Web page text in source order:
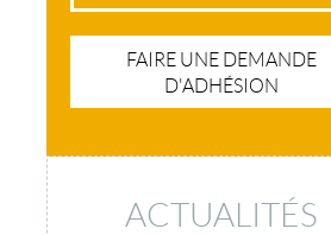
FAIRE UNE DEMANDE
D'ADHÉSION
ACTUALITÉS